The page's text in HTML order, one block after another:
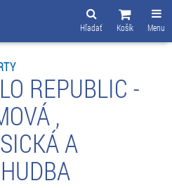
Menu
Košík
Hľadať
REPUBLIC -
,
A